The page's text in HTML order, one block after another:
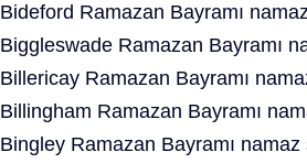
Bideford Ramazan Bayramı
Biggleswade Ramazan Bayramı
Billericay Ramazan Bayramı
Billingham Ramazan Bayramı
Bingley Ramazan Bayramı namaz